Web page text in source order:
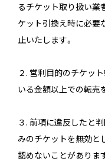
るチケット取り扱い
ケット引換え時に必要
止いたします。
２. 営利目的のチケッ
いる金額以上での転売
３. 前項に違反したと
みのチケットを無効と
認めないことがありま